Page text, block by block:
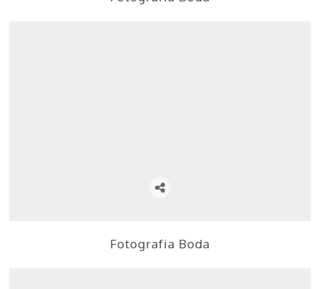
Fotografia Boda